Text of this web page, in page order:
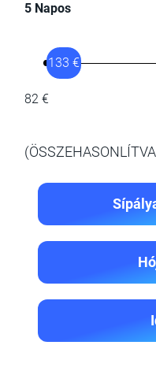
5 Napos
82 €
133 €